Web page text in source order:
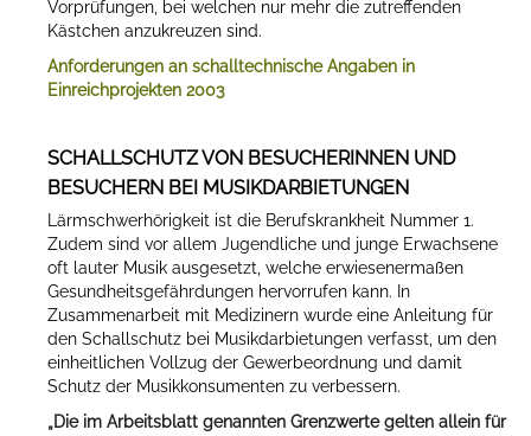
Vorprüfungen, bei welchen nur mehr die zutreffenden
Kästchen anzukreuzen sind.
Anforderungen an schalltechnische Angaben in
Einreichprojekten 2003
SCHALLSCHUTZ VON BESUCHERINNEN UND
BESUCHERN BEI MUSIKDARBIETUNGEN
Lärmschwerhörigkeit ist die Berufskrankheit Nummer 1.
Zudem sind vor allem Jugendliche und junge Erwachsene
oft lauter Musik ausgesetzt, welche erwiesenermaßen
Gesundheitsgefährdungen hervorrufen kann. In
Zusammenarbeit mit Medizinern wurde eine Anleitung für
den Schallschutz bei Musikdarbietungen verfasst, um den
einheitlichen Vollzug der Gewerbeordnung und damit
Schutz der Musikkonsumenten zu verbessern.
„Die im Arbeitsblatt genannten Grenzwerte gelten allein für